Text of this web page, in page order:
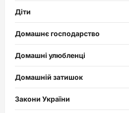
Діти
Домашнє господарство
Домашні улюбленці
Домашній затишок
Закони України